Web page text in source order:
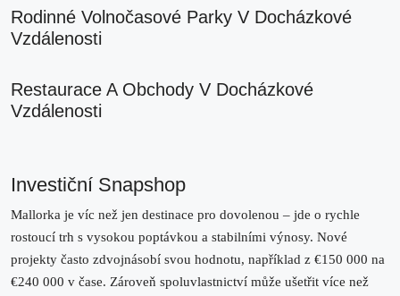
Rodinné Volnočasové Parky V Docházkové
Vzdálenosti
Restaurace A Obchody V Docházkové
Vzdálenosti
Investiční Snapshop
Mallorka je víc než jen destinace pro dovolenou – jde o rychle
rostoucí trh s vysokou poptávkou a stabilními výnosy. Nové
projekty často zdvojnásobí svou hodnotu, například z €150 000 na
€240 000 v čase. Zároveň spoluvlastnictví může ušetřit více než